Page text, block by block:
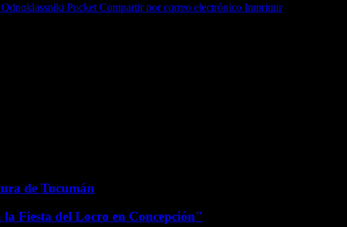
Odnoklassniki Pocket Compartir por correo electrónico Imprimir
de Tucumán
Fiesta del Locro en Concepción"